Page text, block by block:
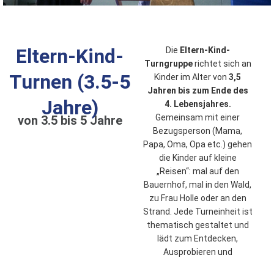
Eltern-Kind-
Turnen (3.5-5
Jahre)
von 3.5 bis 5 Jahre
Die Eltern-Kind-
Turngrupperichtet sich an
Kinder im Alter von3,5
Jahren bis zum Ende des
4. Lebensjahres.
Gemeinsam mit einer
Bezugsperson (Mama,
Papa, Oma, Opa etc.) gehen
die Kinder auf kleine
„Reisen“: mal auf den
Bauernhof, mal in den Wald,
zu Frau Holle oder an den
Strand. Jede Turneinheit ist
thematisch gestaltet und
lädt zum Entdecken,
Ausprobieren und